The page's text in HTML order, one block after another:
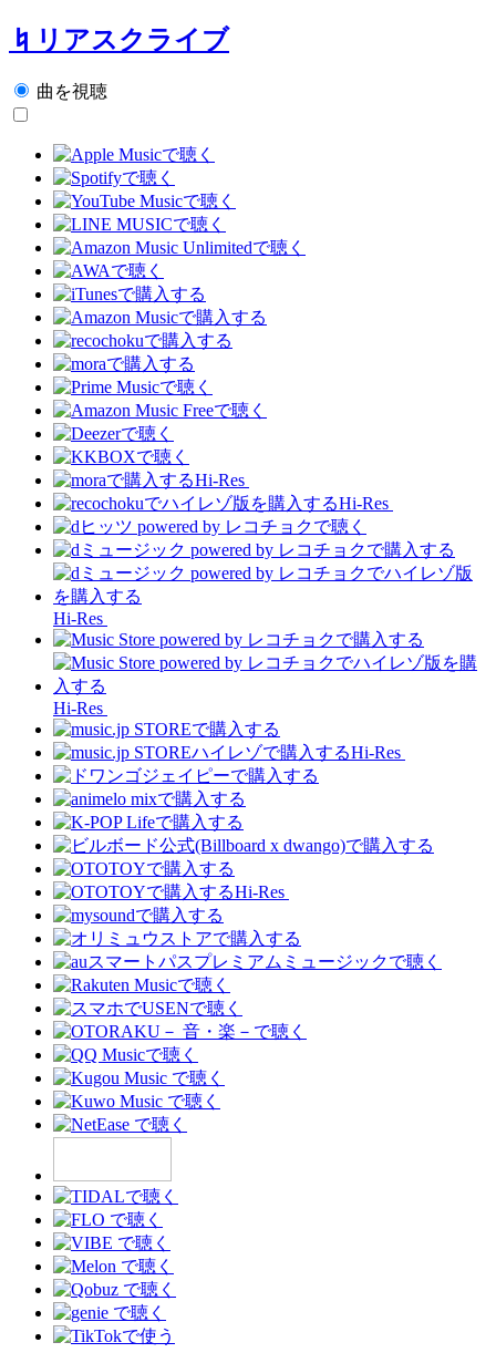
♮リアスクライブ
曲を視聴
Hi-Res
Hi-Res
Hi-Res
Hi-Res
Hi-Res
Hi-Res